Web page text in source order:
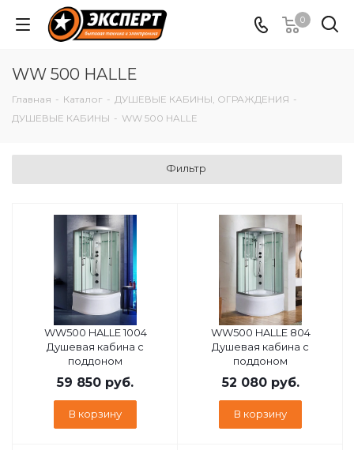
0
WW 500 HALLE
Главная - Каталог - ДУШЕВЫЕ КАБИНЫ, ОГРАЖДЕНИЯ -
ДУШЕВЫЕ КАБИНЫ - WW 500 HALLE
Фильтр
WW500 HALLE 1004
Душевая кабина с
поддоном
59 850 руб.
В корзину
WW500 HALLE 804
Душевая кабина с
поддоном
52 080руб.
В корзину